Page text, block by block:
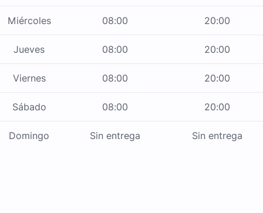
Miércoles 08:00 20:00
Jueves 08:00 20:00
Viernes 08:00 20:00
Sábado 08:00 20:00
Domingo Sin entrega Sin entrega